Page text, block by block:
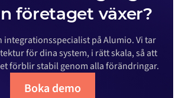
företaget växer?
integrationsspecialist på Alumio. Vi tar
för dina system, i rätt skala, så att
förblir stabil genom alla förändringar.
Boka demo